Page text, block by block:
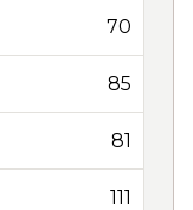
70
85
81
111